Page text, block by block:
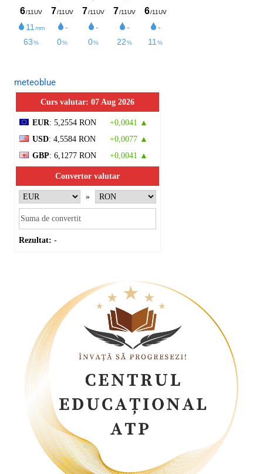
meteoblue
Curs valutar: 07 Aug 2026
EUR: 5,2554 RON
+0,0041 ▲
USD: 4,5584 RON
+0,0077 ▲
GBP: 6,1277 RON +0,0041 ▲
Convertor valutar
»
Rezultat: -